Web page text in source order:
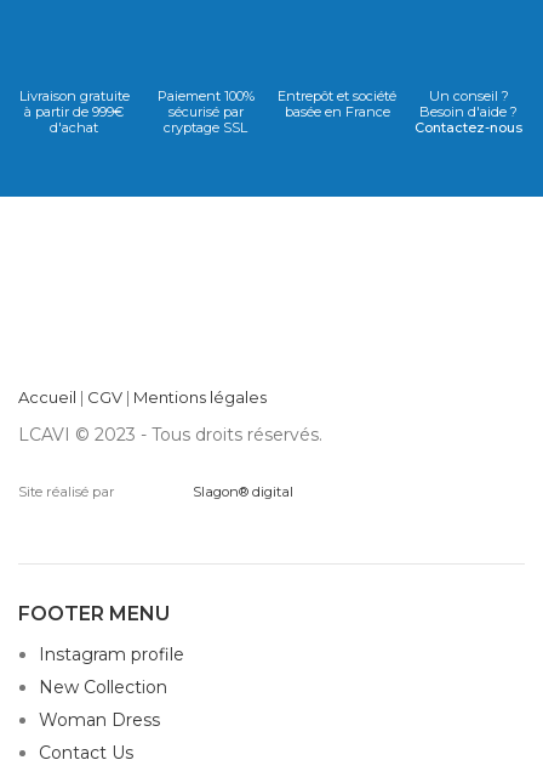
Livraison gratuite
à partir de 999€
d'achat
Paiement 100%
sécurisé par
cryptage SSL
Entrepôt et société
basée en France
Un conseil ?
Besoin d'aide ?
Contactez-nous
Accueil | CGV | Mentions légales
LCAVI © 2023 - Tous droits réservés.
Site réalisé par Slagon® digital
FOOTER MENU
Instagram profile
New Collection
Woman Dress
Contact Us